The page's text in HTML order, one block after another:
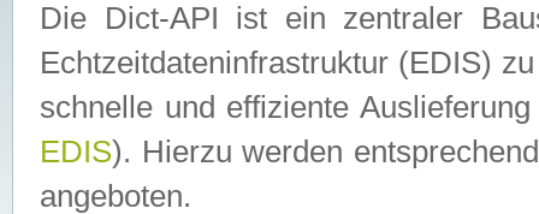
Die Dict-API ist ein zentraler
Echtzeitdateninfrastruktur (EDIS)
schnelle und effiziente
EDIS). Hierzu werden
angeboten.